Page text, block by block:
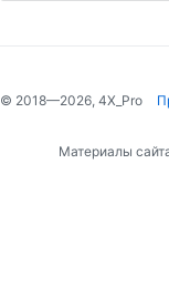
© 2018—2026, 4X_Pro
Материалы